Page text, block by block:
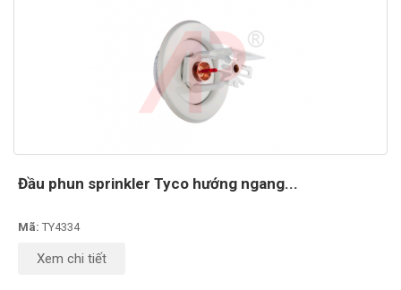
Đầu phun sprinkler Tyco hướng ngang...
Mã: TY4334
Xem chi tiết